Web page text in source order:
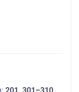
201, 301–310,